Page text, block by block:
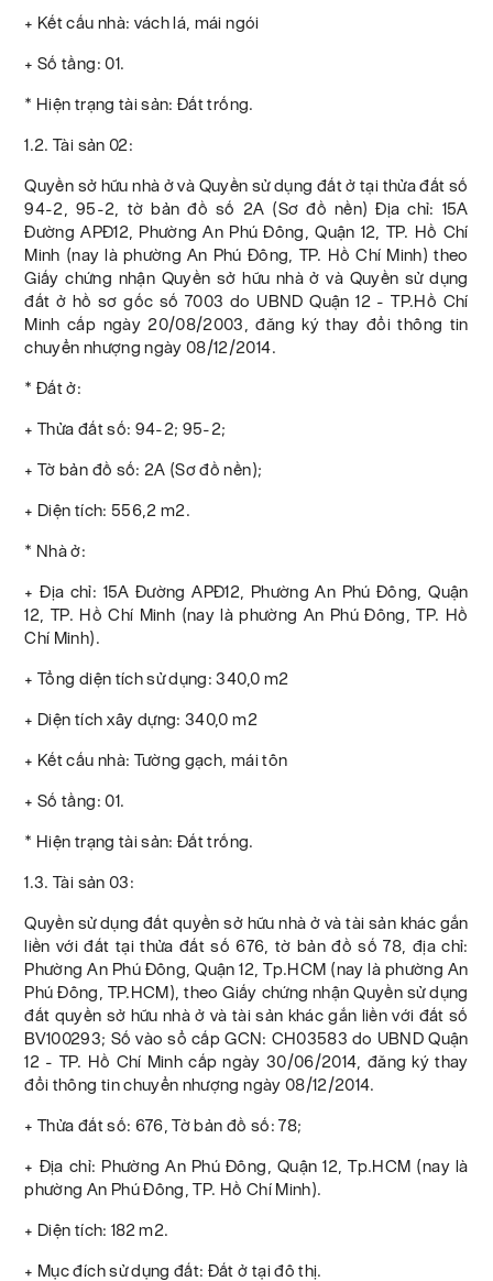
+ Kết cấu nhà: vách lá, mái ngói
+ Số tầng: 01.
* Hiện trạng tài sản: Đất trống.
1.2. Tài sản 02:
Quyền sở hữu nhà ở và Quyền sử dụng đất ở tại thửa đất số
94-2, 95-2, tờ bản đồ số 2A (Sơ đồ nền) Địa chỉ: 15A
Đường APĐ12, Phường An Phú Đông, Quận 12, TP. Hồ Chí
Minh (nay là phường An Phú Đông, TP. Hồ Chí Minh) theo
Giấy chứng nhận Quyền sở hữu nhà ở và Quyền sử dụng
đất ở hồ sơ gốc số 7003 do UBND Quận 12 - TP.Hồ Chí
Minh cấp ngày 20/08/2003, đăng ký thay đổi thông tin
chuyển nhượng ngày 08/12/2014.
* Đất ở:
+ Thửa đất số: 94-2; 95-2;
+ Tờ bản đồ số: 2A (Sơ đồ nền);
+ Diện tích: 556,2 m2.
* Nhà ở:
+ Địa chỉ: 15A Đường APĐ12, Phường An Phú Đông, Quận
12, TP. Hồ Chí Minh (nay là phường An Phú Đông, TP. Hồ
Chí Minh).
+ Tổng diện tích sử dụng: 340,0 m2
+ Diện tích xây dựng: 340,0 m2
+ Kết cấu nhà: Tường gạch, mái tôn
+ Số tầng: 01.
* Hiện trạng tài sản: Đất trống.
1.3. Tài sản 03:
Quyền sử dụng đất quyền sở hữu nhà ở và tài sản khác gắn
liền với đất tại thửa đất số 676, tờ bản đồ số 78, địa chỉ:
Phường An Phú Đông, Quận 12, Tp.HCM (nay là phường An
Phú Đông, TP.HCM), theo Giấy chứng nhận Quyền sử dụng
đất quyền sở hữu nhà ở và tài sản khác gắn liền với đất số
BV100293; Số vào sổ cấp GCN: CH03583 do UBND Quận
12 - TP. Hồ Chí Minh cấp ngày 30/06/2014, đăng ký thay
đổi thông tin chuyển nhượng ngày 08/12/2014.
+ Thửa đất số: 676, Tờ bản đồ số: 78;
+ Địa chỉ: Phường An Phú Đông, Quận 12, Tp.HCM (nay là
phường An Phú Đông, TP. Hồ Chí Minh).
+ Diện tích: 182 m2.
+ Mục đích sử dụng đất: Đất ở tại đô thị.